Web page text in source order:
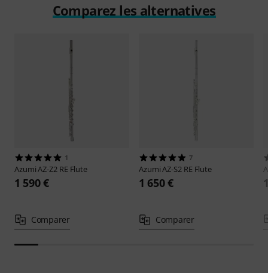
Comparez les alternatives
1
AzumiAZ-Z2 RE Flute
1 590 €
Comparer
7
AzumiAZ-S2 RE Flute
1 650 €
Comparer